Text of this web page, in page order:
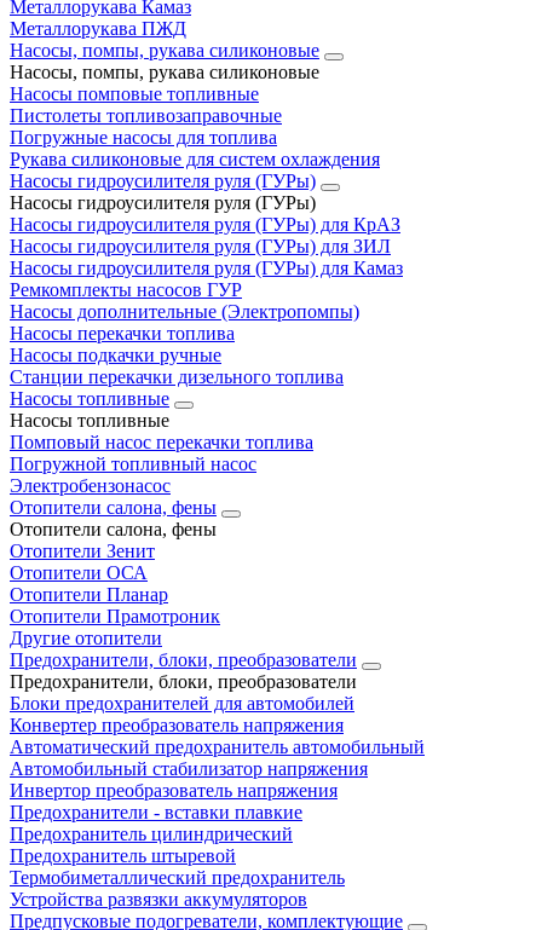
Металлорукава Камаз
Металлорукава ПЖД
Насосы, помпы, рукава силиконовые
Насосы, помпы, рукава силиконовые
Насосы помповые топливные
Пистолеты топливозаправочные
Погружные насосы для топлива
Рукава силиконовые для систем охлаждения
Насосы гидроусилителя руля (ГУРы)
Насосы гидроусилителя руля (ГУРы)
Насосы гидроусилителя руля (ГУРы) для КрАЗ
Насосы гидроусилителя руля (ГУРы) для ЗИЛ
Насосы гидроусилителя руля (ГУРы) для Камаз
Ремкомплекты насосов ГУР
Насосы дополнительные (Электропомпы)
Насосы перекачки топлива
Насосы подкачки ручные
Станции перекачки дизельного топлива
Насосы топливные
Насосы топливные
Помповый насос перекачки топлива
Погружной топливный насос
Электробензонасос
Отопители салона, фены
Отопители салона, фены
Отопители Зенит
Отопители ОСА
Отопители Планар
Отопители Прамотроник
Другие отопители
Предохранители, блоки, преобразователи
Предохранители, блоки, преобразователи
Блоки предохранителей для автомобилей
Конвертер преобразователь напряжения
Автоматический предохранитель автомобильный
Автомобильный стабилизатор напряжения
Инвертор преобразователь напряжения
Предохранители - вставки плавкие
Предохранитель цилиндрический
Предохранитель штыревой
Термобиметаллический предохранитель
Устройства развязки аккумуляторов
Предпусковые подогреватели, комплектующие